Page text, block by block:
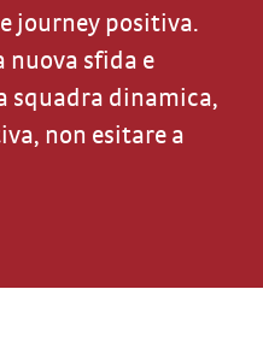
journey positiva.
nuova sfida e
squadra dinamica,
non esitare a